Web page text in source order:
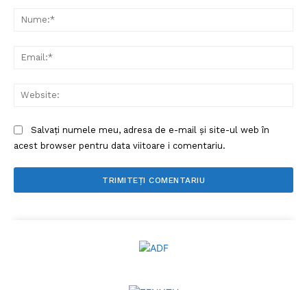
Salvați numele meu, adresa de e-mail și site-ul web în
acest browser pentru data viitoare i comentariu.